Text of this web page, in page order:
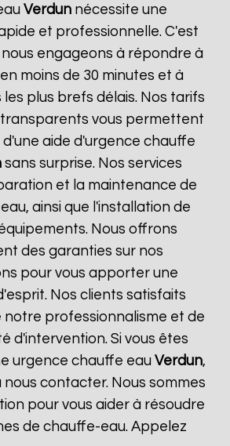
Verdun nécessite une
et professionnelle. C'est
engageons à répondre à
moins de 30 minutes et à
plus brefs délais. Nos tarifs
vous permettent
aide d'urgence chauffe
sans surprise. Nos services
et la maintenance de
ainsi que l'installation de
Nous offrons
des garanties sur nos
pour vous apporter une
Nos clients satisfaits
notre professionnalisme et de
d'intervention. Si vous êtes
urgence chauffe eauVerdun,
nous contacter. Nous sommes
pour vous aider à résoudre
de chauffe-eau. Appelez